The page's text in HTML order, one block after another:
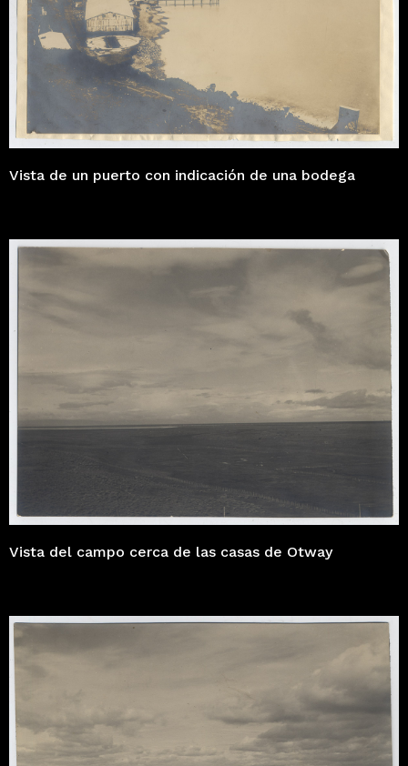
Vista de un puerto con indicación de una bodega
Vista del campo cerca de las casas de Otway